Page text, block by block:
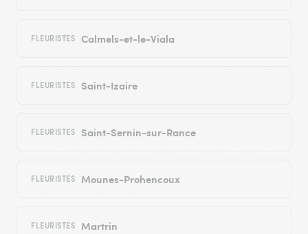
FLEURISTES Calmels-et-le-Viala
FLEURISTES Saint-Izaire
FLEURISTES Saint-Sernin-sur-Rance
FLEURISTES Mounes-Prohencoux
FLEURISTES Martrin